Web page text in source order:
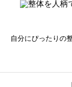
自分にぴったりの